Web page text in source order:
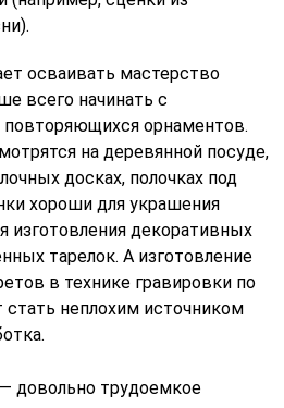
осваивать мастерство
всего начинать с
орнаментов.
на деревянной посуде,
досках, полочках под
хороши для украшения
изготовления декоративных
тарелок. А изготовление
в технике гравировки по
неплохим источником
довольно трудоемкое